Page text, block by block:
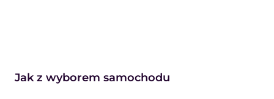
Jak z wyborem samochodu